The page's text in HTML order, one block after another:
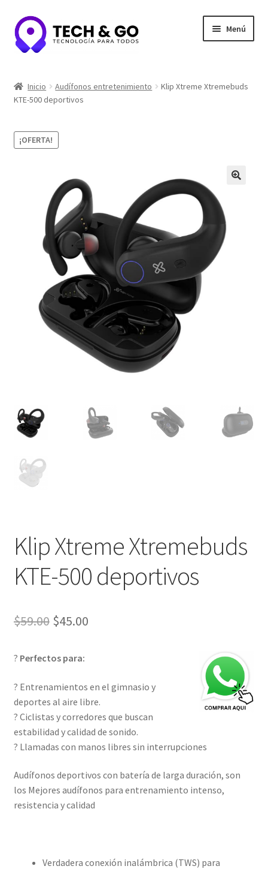
Ir
a
la
Ir
al
contenido
Menú
Contacto
Portafolio y Confianza
Inicio Audífonos entretenimiento
Klip Xtreme Xtremebuds
KTE-500 deportivos
¡OFERTA!
Klip Xtreme Xtremebuds
KTE-500 deportivos
$59.00 El
original
era:
$59.00.
$45.00El
es:
$45.00.
? Perfectos para:
? Entrenamientos en el gimnasio y
deportes al aire libre.
? Ciclistas y corredores que buscan
estabilidad y calidad de sonido.
? Llamadas con manos libres sin interrupciones
Audífonos deportivos con batería de larga duración, son
los Mejores audífonos para entrenamiento intenso,
resistencia y calidad
Verdadera conexión inalámbrica (TWS) para